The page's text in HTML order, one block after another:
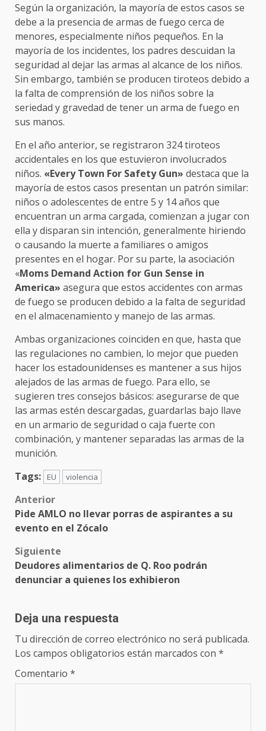
Según la organización, la mayoría de estos casos se
debe a la presencia de armas de fuego cerca de
menores, especialmente niños pequeños. En la
mayoría de los incidentes, los padres descuidan la
seguridad al dejar las armas al alcance de los niños.
Sin embargo, también se producen tiroteos debido a
la falta de comprensión de los niños sobre la
seriedad y gravedad de tener un arma de fuego en
sus manos.
En el año anterior, se registraron 324 tiroteos
accidentales en los que estuvieron involucrados
niños. «Every Town For Safety Gun» destaca que la
mayoría de estos casos presentan un patrón similar:
niños o adolescentes de entre 5 y 14 años que
encuentran un arma cargada, comienzan a jugar con
ella y disparan sin intención, generalmente hiriendo
o causando la muerte a familiares o amigos
presentes en el hogar. Por su parte, la asociación
«Moms Demand Action for Gun Sense in
America» asegura que estos accidentes con armas
de fuego se producen debido a la falta de seguridad
en el almacenamiento y manejo de las armas.
Ambas organizaciones coinciden en que, hasta que
las regulaciones no cambien, lo mejor que pueden
hacer los estadounidenses es mantener a sus hijos
alejados de las armas de fuego. Para ello, se
sugieren tres consejos básicos: asegurarse de que
las armas estén descargadas, guardarlas bajo llave
en un armario de seguridad o caja fuerte con
combinación, y mantener separadas las armas de la
munición.
Tags:
EU violencia
Post
navigation
Anterior
Pide AMLO no llevar porras de aspirantes a su
evento en el Zócalo
Siguiente
Deudores alimentarios de Q. Roo podrán
denunciar a quienes los exhibieron
Deja una respuesta
Tu dirección de correo electrónico no será publicada.
Los campos obligatorios están marcados con *
Comentario *